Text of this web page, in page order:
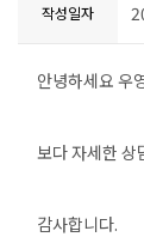
작성일자
안녕하세요 우
보다 자세한 상
감사합니다.